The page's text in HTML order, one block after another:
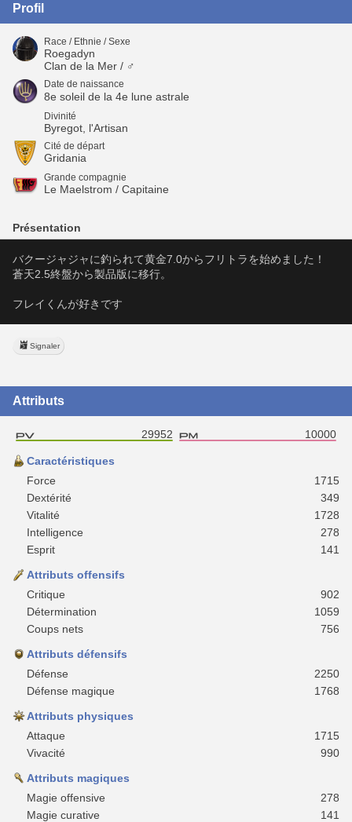
Profil
Race / Ethnie / Sexe
Roegadyn
Clan de la Mer / ♂
Date de naissance
8e soleil de la 4e lune astrale
Divinité
Byregot, l'Artisan
Cité de départ
Gridania
Grande compagnie
Le Maelstrom / Capitaine
Présentation
バクージャジャに釣られて黄金7.0からフリトラを始めました！
蒼天2.5終盤から製品版に移行。
フレイくんが好きです
Signaler
Attributs
29952 10000
Caractéristiques
Force
1715
Dextérité
349
Vitalité
1728
Intelligence
278
Esprit
141
Attributs offensifs
Critique
902
Détermination
1059
Coups nets
756
Attributs défensifs
Défense
2250
Défense magique
1768
Attributs physiques
Attaque
1715
Vivacité
990
Attributs magiques
Magie offensive
278
Magie curative
141